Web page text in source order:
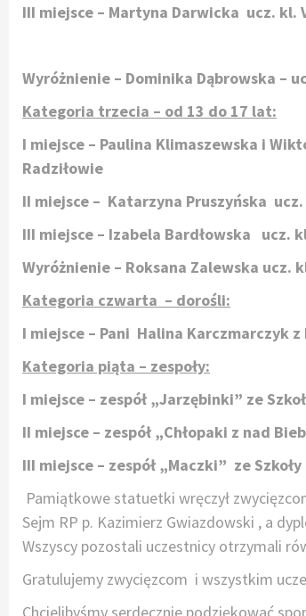
III miejsce – Martyna Darwicka ucz. kl.
Wyróżnienie – Dominika Dąbrowska –
Kategoria trzecia – od 13 do 17 lat:
I miejsce – Paulina Klimaszewska i
Radziłowie
II miejsce – Katarzyna Pruszyńska
III miejsce – Izabela Bardłowska ucz.
Wyróżnienie – Roksana Zalewska ucz.
Kategoria czwarta – dorośli:
I miejsce – Pani Halina Karczmarczyk z
Kategoria piąta – zespoły:
I miejsce – zespół „Jarzębinki” ze
II miejsce – zespół „Chłopaki z nad
III miejsce – zespół „Maczki” ze
Pamiątkowe statuetki wręczył
Sejm RP p. Kazimierz Gwiazdowski , a
Wszyscy pozostali uczestnicy otrzymali
Gratulujemy zwycięzcom i wszystkim